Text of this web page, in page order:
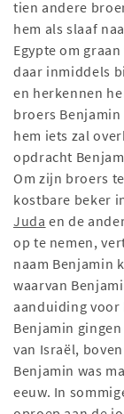
tien andere
hem als slaaf
Egypte om
daar inmiddels
en herkennen
broers
hem iets zal
opdracht
Om zijn broers
kostbare beker
Juda en de
op te nemen,
naam Benjamin
waarvan
aanduiding voor
Benjamin
van Israël,
Benjamin was
eeuw. In